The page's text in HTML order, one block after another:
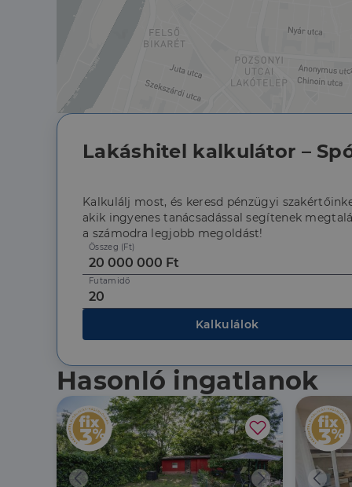
Lakáshitel kalkulátor –
Kalkulálj most, és keresd pénzügyi
akik ingyenes tanácsadással segítenek
a számodra legjobb megoldást!
Összeg (Ft)
Futamidő
Kalkulálok
Hasonló ingatlanok
Az
fiókkezelést. A
Név
_ga_F4MKCEZ8P5
lidc
_fbp
Meta
Inc.
_gcl_au
Google
.dh.hu
Szolgáltató